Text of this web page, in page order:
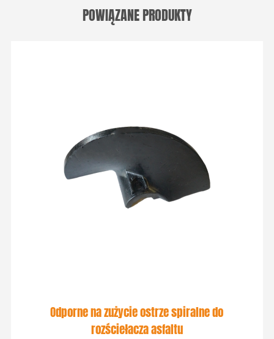
POWIĄZANE PRODUKTY
Odporne na zużycie ostrze spiralne do
rozściełacza asfaltu